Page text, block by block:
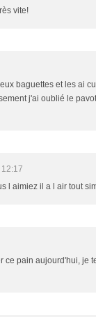
vite!
baguettes et les ai
j'ai oublié le
l aimiez il a l air tout
ce pain aujourd'hui, je